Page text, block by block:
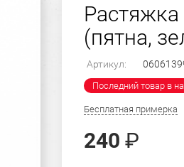
(пятна,
Артикул:
Последний товар в
Бесплатная примерка
240 ₽